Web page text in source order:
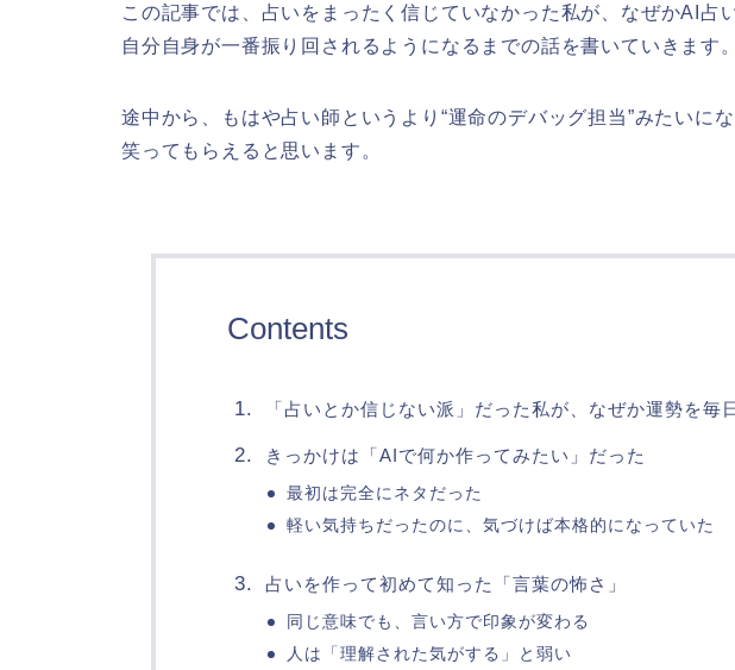
この記事では、占いをまったく信じていなかった私が、なぜかAI占
自分自身が一番振り回されるようになるまでの話を書いていきます。
途中から、もはや占い師というより“運命のデバッグ担当”みたいに
笑ってもらえると思います。
Contents
「占いとか信じない派」だった私が、なぜか運勢を毎
きっかけは「AIで何か作ってみたい」だった
最初は完全にネタだった
軽い気持ちだったのに、気づけば本格的になっていた
占いを作って初めて知った「言葉の怖さ」
同じ意味でも、言い方で印象が変わる
人は「理解された気がする」と弱い